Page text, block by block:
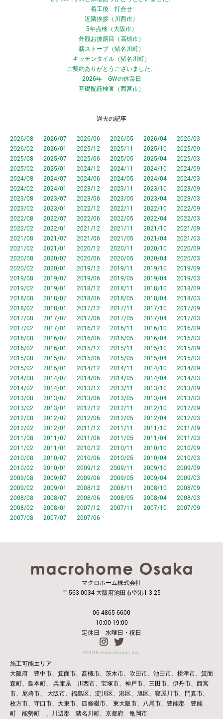
着工後 打合せ
近隣挨拶（川西市）
5年点検（大阪市）
外観お披露目（高槻市）
薪ストーブ（猪名川町）
キッチンタイル（猪名川町）
ご契約ありがとうございました。
2026年 GWの休業日
基礎配筋検査（西宮市）
過去の記事
2026/08 2026/07 2026/06 2026/05 2026/04
2026/03
2026/02
2026/01 2025/12 2025/11 2025/10
2025/09
2025/08
2025/07 2025/06 2025/05 2025/04
2025/03
2025/02
2025/01 2024/12 2024/11 2024/10
2024/09
2024/08
2024/07 2024/06 2024/05 2024/04
2024/03
2024/02
2024/01 2023/12 2023/11 2023/10
2023/09
2023/08
2023/07 2023/06 2023/05 2023/04
2023/03
2023/02
2023/01 2022/12 2022/11 2022/10
2022/09
2022/08
2022/07 2022/06 2022/05 2022/04
2022/03
2022/02
2022/01 2021/12 2021/11 2021/10
2021/09
2021/08
2021/07 2021/06 2021/05 2021/04
2021/03
2021/02
2021/01 2020/12 2020/11 2020/10
2020/09
2020/08
2020/07 2020/06 2020/05 2020/04
2020/03
2020/02
2020/01 2019/12 2019/11 2019/10
2019/09
2019/08
2019/07 2019/06 2019/05 2019/04
2019/03
2019/02
2019/01 2018/12 2018/11 2018/10
2018/09
2018/08
2018/07 2018/06 2018/05 2018/04
2018/03
2018/02
2018/01 2017/12 2017/11 2017/10
2017/09
2017/08
2017/07 2017/06 2017/05 2017/04
2017/03
2017/02
2017/01 2016/12 2016/11 2016/10
2016/09
2016/08
2016/07 2016/06 2016/05 2016/04
2016/03
2016/02
2016/01 2015/12 2015/11 2015/10
2015/09
2015/08
2015/07 2015/06 2015/05 2015/04
2015/03
2015/02
2015/01 2014/12 2014/11 2014/10
2014/09
2014/08
2014/07 2014/06 2014/05 2014/04
2014/03
2014/02
2014/01 2013/12 2013/11 2013/10
2013/09
2013/08
2013/07 2013/06 2013/05 2013/04
2013/03
2013/02
2013/01 2012/12 2012/11 2012/10
2012/09
2012/08
2012/07 2012/06 2012/05 2012/04
2012/03
2012/02
2012/01 2011/12 2011/11 2011/10
2011/09
2011/08
2011/07 2011/06 2011/05 2011/04
2011/03
2011/02
2011/01 2010/12 2010/11 2010/10
2010/09
2010/08
2010/07 2010/06 2010/05 2010/04
2010/03
2010/02
2010/01 2009/12 2009/11 2009/10
2009/09
2009/08
2009/07 2009/06 2009/05 2009/04
2009/03
2009/02
2009/01 2008/12 2008/11 2008/10
2008/09
2008/08
2008/07 2008/06 2008/05 2008/04
2008/03
2008/02
2008/01 2007/12 2007/11 2007/10
2007/09
2007/08
2007/07 2007/06
マクロホーム株式会社
〒563-0034 大阪府池田市空港1-3-25
06-4865-6600
10:00-19:00
定休日 水曜日・祝日
施工可能エリア
大阪府 豊中市、箕面市、高槻市、茨木市、吹田市、池田市、摂津市、箕面
森町、島本町、
兵庫県 川西市、宝塚市、神戸市、三田市、伊丹市、西宮
市、尼崎市、
大阪市、福島区、淀川区、港区、旭区、寝屋川市、門真市、
枚方市、守口市、大東市、四條畷市、
東大阪市、八尾市、豊能郡 豊能
町 能勢町 、川辺郡 猪名川町、京都府 亀岡市